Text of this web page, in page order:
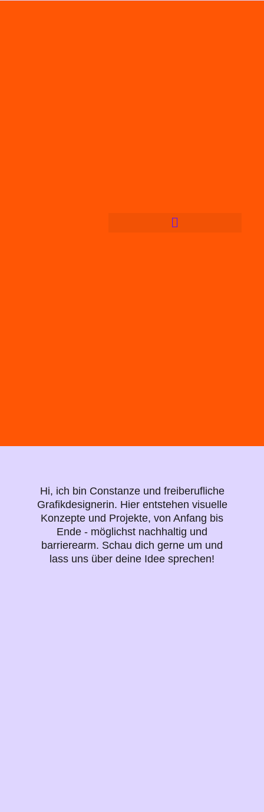
Hi, ich bin Constanze und freiberufliche
Grafikdesignerin. Hier entstehen visuelle
Konzepte und Projekte, von Anfang bis
Ende - möglichst nachhaltig und
barrierearm. Schau dich gerne um und
lass uns über deine Idee sprechen!